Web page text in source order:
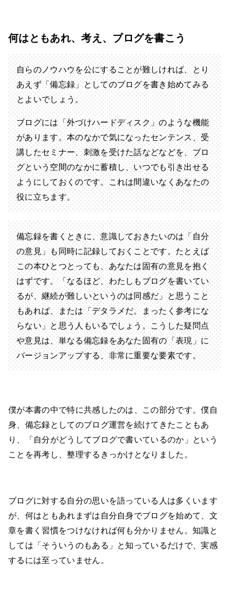
何はともあれ、考え、ブログを書こう
自らのノウハウを公にすることが難しければ、とり
あえず「備忘録」としてのブログを書き始めてみる
とよいでしょう。
ブログには「外づけハードディスク」のような機能
があります。本のなかで気になったセンテンス、受
講したセミナー、刺激を受けた話などなどを、ブロ
グという空間のなかに蓄積し、いつでも引き出せる
ようにしておくのです。これは間違いなくあなたの
役に立ちます。
備忘録を書くときに、意識しておきたいのは「自分
の意見」も同時に記録しておくことです。たとえば
この本ひとつとっても、あなたは固有の意見を抱く
はずです。「なるほど、わたしもブログを書いてい
るが、継続が難しいというのは同感だ」と思うこと
もあれば、または「デタラメだ。まったく参考にな
らない」と思う人もいるでしょう。こうした疑問点
や意見は、単なる備忘録をあなた固有の「表現」に
バージョンアップする、非常に重要な要素です。
僕が本書の中で特に共感したのは、この部分です。僕自
身、備忘録としてのブログ運営を続けてきたこともあ
り、「自分がどうしてブログで書いているのか」という
ことを再考し、整理するきっかけとなりました。
ブログに対する自分の思いを語っている人は多くいます
が、何はともあれまずは自分自身でブログを始めて、文
章を書く習慣をつけなければ何も分かりません。知識と
しては「そういうのもある」と知っているだけで、実感
するには至っていません。